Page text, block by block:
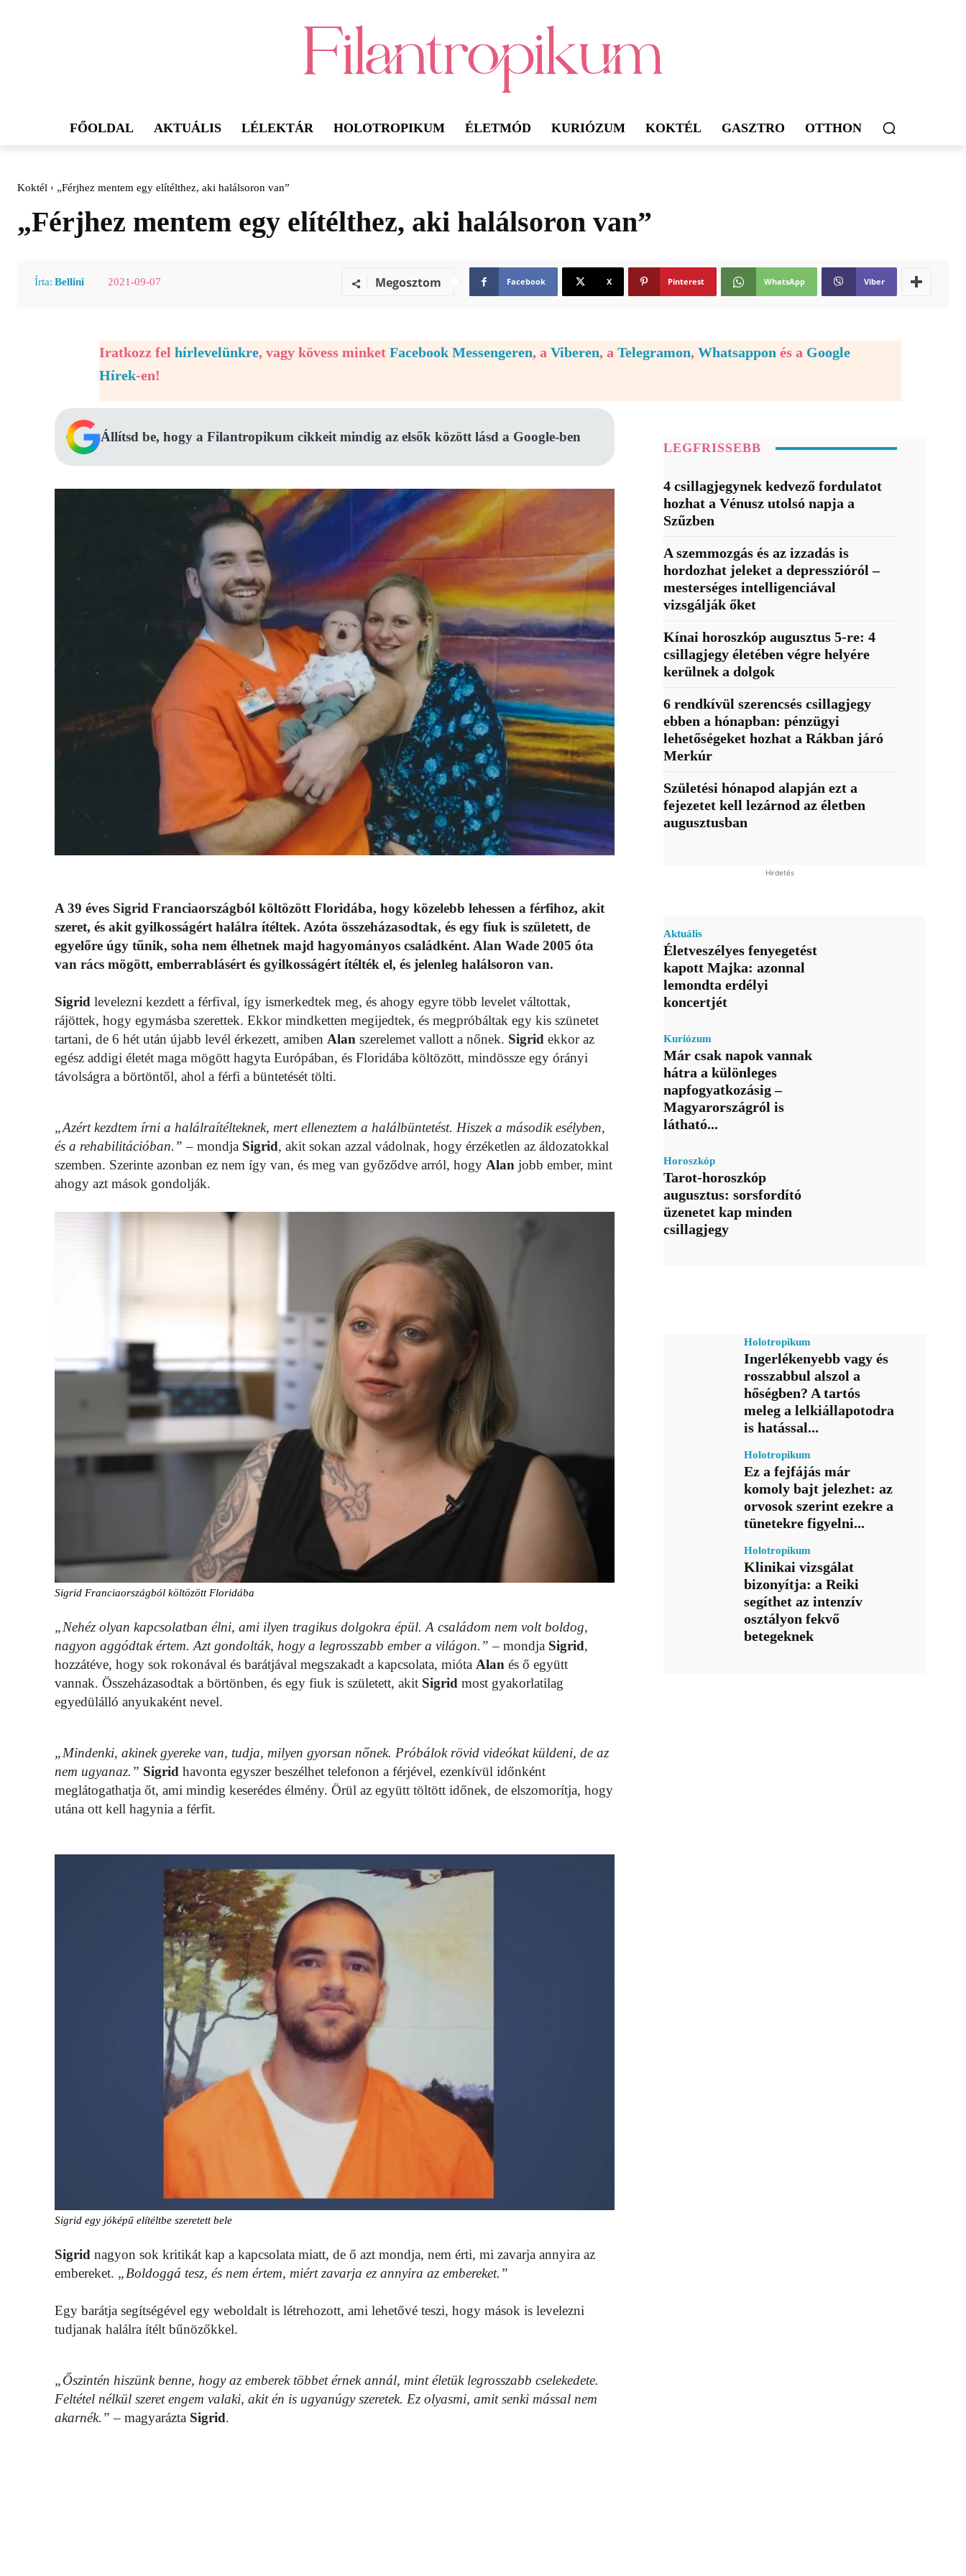
FŐOLDAL AKTUÁLIS LÉLEKTÁR HOLOTROPIKUM ÉLETMÓD KURIÓZUM KOKTÉL GASZTRO OTTHON
Koktél „Férjhez mentem egy elítélthez, aki halálsoron van”
„Férjhez mentem egy elítélthez, aki halálsoron van”
Írta: Bellini 2021-09-07 Megosztom Facebook X Pinterest WhatsApp Viber
Iratkozz fel hírlevelünkre, vagy kövess minket Facebook Messengeren, a Viberen, a Telegramon, Whatsappon és a Google
Hírek-en!
Állítsd be, hogy a Filantropikum cikkeit mindig az elsők között lásd a Google-ben
A 39 éves Sigrid Franciaországból költözött Floridába, hogy közelebb lehessen a férfihoz, akit
szeret, és akit gyilkosságért halálra ítéltek. Azóta összeházasodtak, és egy fiuk is született, de
egyelőre úgy tűnik, soha nem élhetnek majd hagyományos családként. Alan Wade 2005 óta
van rács mögött, emberrablásért és gyilkosságért ítélték el, és jelenleg halálsoron van.
Sigrid levelezni kezdett a férfival, így ismerkedtek meg, és ahogy egyre több levelet váltottak,
rájöttek, hogy egymásba szerettek. Ekkor mindketten megijedtek, és megpróbáltak egy kis szünetet
tartani, de 6 hét után újabb levél érkezett, amiben Alan szerelemet vallott a nőnek. Sigrid ekkor az
egész addigi életét maga mögött hagyta Európában, és Floridába költözött, mindössze egy órányi
távolságra a börtöntől, ahol a férfi a büntetését tölti.
„Azért kezdtem írni a halálraítélteknek, mert elleneztem a halálbüntetést. Hiszek a második esélyben,
és a rehabilitációban.” – mondja Sigrid, akit sokan azzal vádolnak, hogy érzéketlen az áldozatokkal
szemben. Szerinte azonban ez nem így van, és meg van győződve arról, hogy Alan jobb ember, mint
ahogy azt mások gondolják.
Sigrid Franciaországból költözött Floridába
„Nehéz olyan kapcsolatban élni, ami ilyen tragikus dolgokra épül. A családom nem volt boldog,
nagyon aggódtak értem. Azt gondolták, hogy a legrosszabb ember a világon.” – mondja Sigrid,
hozzátéve, hogy sok rokonával és barátjával megszakadt a kapcsolata, mióta Alan és ő együtt
vannak. Összeházasodtak a börtönben, és egy fiuk is született, akit Sigrid most gyakorlatilag
egyedülálló anyukaként nevel.
„Mindenki, akinek gyereke van, tudja, milyen gyorsan nőnek. Próbálok rövid videókat küldeni, de az
nem ugyanaz.” Sigrid havonta egyszer beszélhet telefonon a férjével, ezenkívül időnként
meglátogathatja őt, ami mindig keserédes élmény. Örül az együtt töltött időnek, de elszomorítja, hogy
utána ott kell hagynia a férfit.
Sigrid egy jóképű elítéltbe szeretett bele
Sigrid nagyon sok kritikát kap a kapcsolata miatt, de ő azt mondja, nem érti, mi zavarja annyira az
embereket. „Boldoggá tesz, és nem értem, miért zavarja ez annyira az embereket.”
Egy barátja segítségével egy weboldalt is létrehozott, ami lehetővé teszi, hogy mások is levelezni
tudjanak halálra ítélt bűnözőkkel.
„Őszintén hiszünk benne, hogy az emberek többet érnek annál, mint életük legrosszabb cselekedete.
Feltétel nélkül szeret engem valaki, akit én is ugyanúgy szeretek. Ez olyasmi, amit senki mással nem
akarnék.” – magyarázta Sigrid.
LEGFRISSEBB
4 csillagjegynek kedvező fordulatot
hozhat a Vénusz utolsó napja a
Szűzben
A szemmozgás és az izzadás is
hordozhat jeleket a depresszióról –
mesterséges intelligenciával
vizsgálják őket
Kínai horoszkóp augusztus 5-re: 4
csillagjegy életében végre helyére
kerülnek a dolgok
6 rendkívül szerencsés csillagjegy
ebben a hónapban: pénzügyi
lehetőségeket hozhat a Rákban járó
Merkúr
Születési hónapod alapján ezt a
fejezetet kell lezárnod az életben
augusztusban
Hirdetés
Aktuális
Életveszélyes fenyegetést
kapott Majka: azonnal
lemondta erdélyi
koncertjét
Kuriózum
Már csak napok vannak
hátra a különleges
napfogyatkozásig –
Magyarországról is
látható...
Horoszkóp
Tarot-horoszkóp
augusztus: sorsfordító
üzenetet kap minden
csillagjegy
Holotropikum
Ingerlékenyebb vagy és
rosszabbul alszol a
hőségben? A tartós
meleg a lelkiállapotodra
is hatással...
Holotropikum
Ez a fejfájás már
komoly bajt jelezhet: az
orvosok szerint ezekre a
tünetekre figyelni...
Holotropikum
Klinikai vizsgálat
bizonyítja: a Reiki
segíthet az intenzív
osztályon fekvő
betegeknek